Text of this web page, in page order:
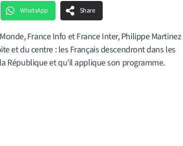
WhatsApp Share
France Info et France Inter, Philippe Martinez
et du centre : les Français descendront dans les
République et qu’il applique son programme.